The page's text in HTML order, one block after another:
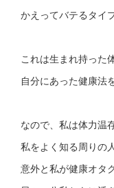
かえってバテるタイプ
これは生まれ持った
自分にあった健康法
なので、私は体力温
私をよく知る周りの
意外と私が健康オタ